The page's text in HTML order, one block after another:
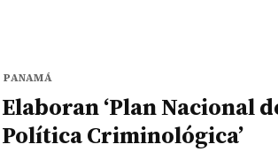
PANAMÁ
Elaboran ‘Plan Nacional
Política Criminológica’